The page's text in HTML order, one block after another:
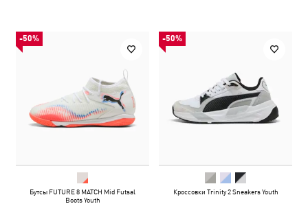
-50%
Бутсы FUTURE 8 MATCH Mid Futsal
Boots Youth
-50%
Кроссовки Trinity 2 Sneakers Youth